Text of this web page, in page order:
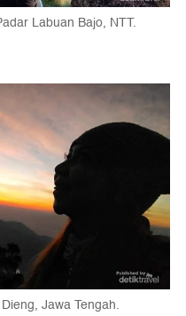
Labuan Bajo, NTT.
Jawa Tengah.